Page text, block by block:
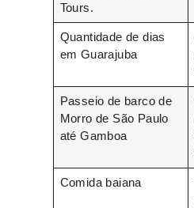
Tours.
Quantidade de dias
em Guarajuba
Passeio de barco de
Morro de São Paulo
até Gamboa
Comida baiana